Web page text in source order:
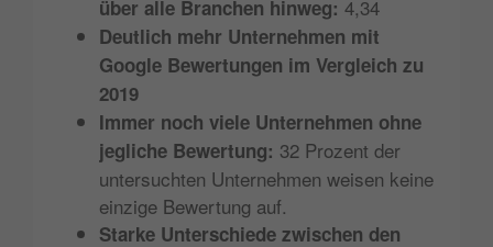
über alle Branchen hinweg: 4,34
Deutlich mehr Unternehmen mit
Google Bewertungen im Vergleich zu
2019
Immer noch viele Unternehmen ohne
jegliche Bewertung: 32 Prozent der
untersuchten Unternehmen weisen keine
einzige Bewertung auf.
Starke Unterschiede zwischen den